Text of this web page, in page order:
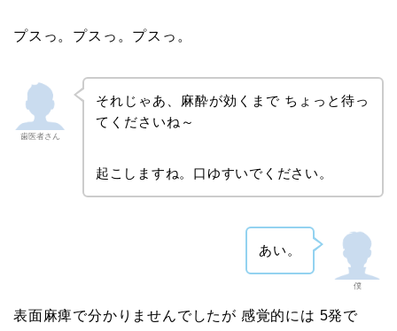
プスっ。プスっ。プスっ。
歯医者さん
それじゃあ、麻酔が効くまで ちょっと待っ
てくださいね～
起こしますね。口ゆすいでください。
僕
あい。
表面麻痺で分かりませんでしたが 感覚的には 5発で